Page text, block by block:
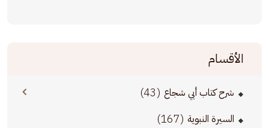
الأقسام
شرح كتاب أبي شجاع (43)
السيرة النبوية (167)